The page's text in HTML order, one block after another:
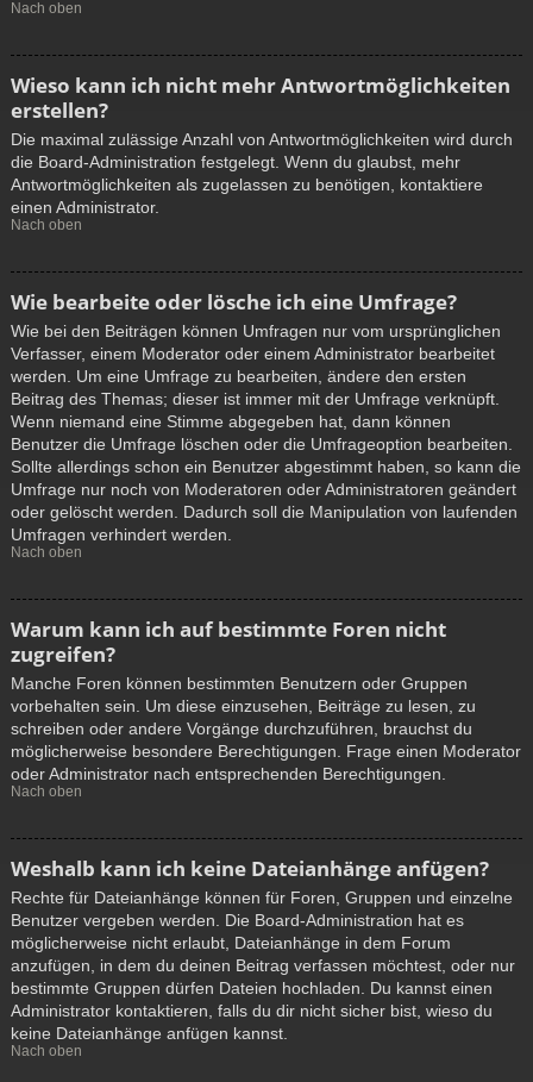
Nach oben
Wieso kann ich nicht mehr Antwortmöglichkeiten
erstellen?
Die maximal zulässige Anzahl von Antwortmöglichkeiten wird durch
die Board-Administration festgelegt. Wenn du glaubst, mehr
Antwortmöglichkeiten als zugelassen zu benötigen, kontaktiere
einen Administrator.
Nach oben
Wie bearbeite oder lösche ich eine Umfrage?
Wie bei den Beiträgen können Umfragen nur vom ursprünglichen
Verfasser, einem Moderator oder einem Administrator bearbeitet
werden. Um eine Umfrage zu bearbeiten, ändere den ersten
Beitrag des Themas; dieser ist immer mit der Umfrage verknüpft.
Wenn niemand eine Stimme abgegeben hat, dann können
Benutzer die Umfrage löschen oder die Umfrageoption bearbeiten.
Sollte allerdings schon ein Benutzer abgestimmt haben, so kann die
Umfrage nur noch von Moderatoren oder Administratoren geändert
oder gelöscht werden. Dadurch soll die Manipulation von laufenden
Umfragen verhindert werden.
Nach oben
Warum kann ich auf bestimmte Foren nicht
zugreifen?
Manche Foren können bestimmten Benutzern oder Gruppen
vorbehalten sein. Um diese einzusehen, Beiträge zu lesen, zu
schreiben oder andere Vorgänge durchzuführen, brauchst du
möglicherweise besondere Berechtigungen. Frage einen Moderator
oder Administrator nach entsprechenden Berechtigungen.
Nach oben
Weshalb kann ich keine Dateianhänge anfügen?
Rechte für Dateianhänge können für Foren, Gruppen und einzelne
Benutzer vergeben werden. Die Board-Administration hat es
möglicherweise nicht erlaubt, Dateianhänge in dem Forum
anzufügen, in dem du deinen Beitrag verfassen möchtest, oder nur
bestimmte Gruppen dürfen Dateien hochladen. Du kannst einen
Administrator kontaktieren, falls du dir nicht sicher bist, wieso du
keine Dateianhänge anfügen kannst.
Nach oben